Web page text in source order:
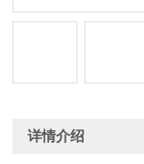
详情介绍